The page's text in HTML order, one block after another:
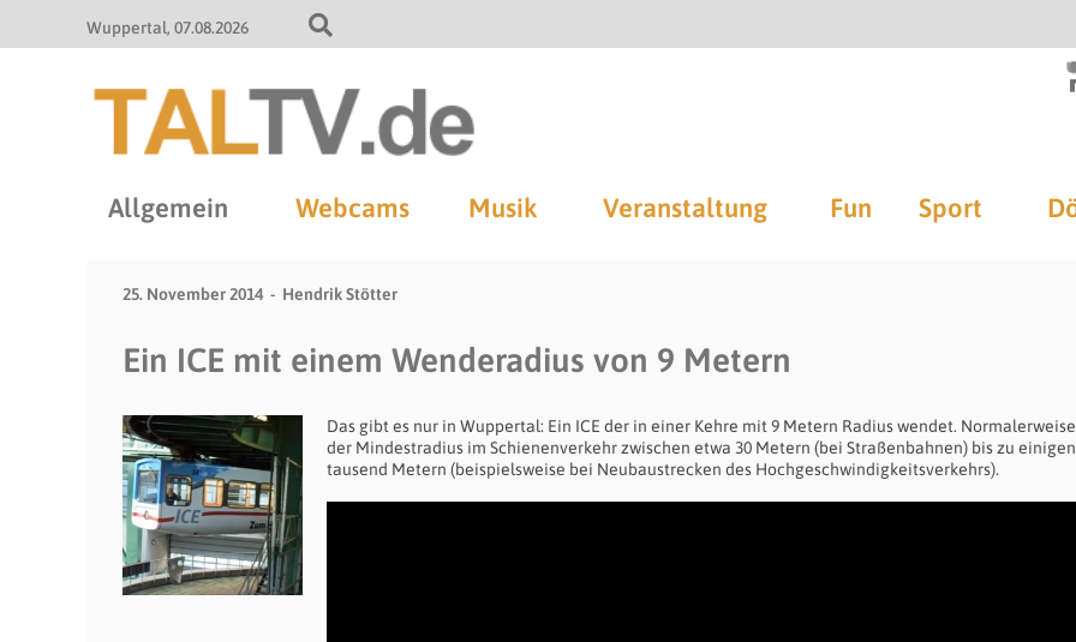
Wuppertal 07.08.2026
Allgemein Webcams Musik Veranstaltung Fun Sport
25. November 2014 Hendrik Stötter
Ein ICE mit einem Wenderadius von 9 Metern
Das gibt es nur in Wuppertal: Ein ICE der in einer Kehre mit 9 Metern Radius wendet.
der Mindestradius im Schienenverkehr zwischen etwa 30 Metern (bei Straßenbahnen) bis zu einigen
tausend Metern (beispielsweise bei Neubaustrecken des Hochgeschwindigkeitsverkehrs).